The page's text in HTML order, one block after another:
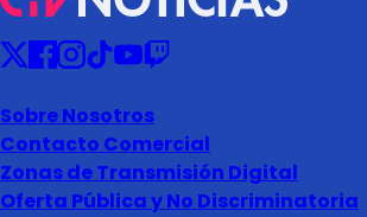
Sobre Nosotros
Contacto Comercial
Zonas de Transmisión Digital
Oferta Pública y No Discriminatoria